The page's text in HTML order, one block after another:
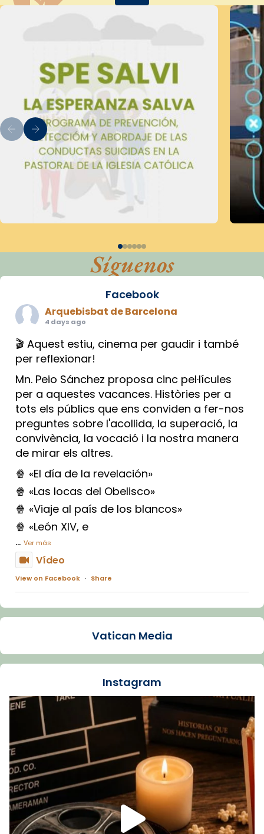
Síguenos
Facebook
Arquebisbat de Barcelona
4 days ago
🎬 Aquest estiu, cinema per gaudir i també
per reflexionar!
Mn. Peio Sánchez proposa cinc pel·lícules
per a aquestes vacances. Històries per a
tots els públics que ens conviden a fer-nos
preguntes sobre l'acollida, la superació, la
convivència, la vocació i la nostra manera
de mirar els altres.
🍿 «El día de la revelación»
🍿 «Las locas del Obelisco»
🍿 «Viaje al país de los blancos»
🍿 «León XIV, e
... Ver más
Vídeo
View on Facebook · Share
Arquebisbat de Barcelona
La Carmina va patir depressió. Fa gairebé
dos mesos, a l'Estadi Lluís Companys, la
Recupera l'entrevista comp
Vatican
tican News 👇
www.vaticannews.va/es/iglesia/news/2026-
07/carmina-historia-depresion-papa-viaje-
espana-testimoni...
Foto
View on Facebook · Share
Vatican Media
Instagram